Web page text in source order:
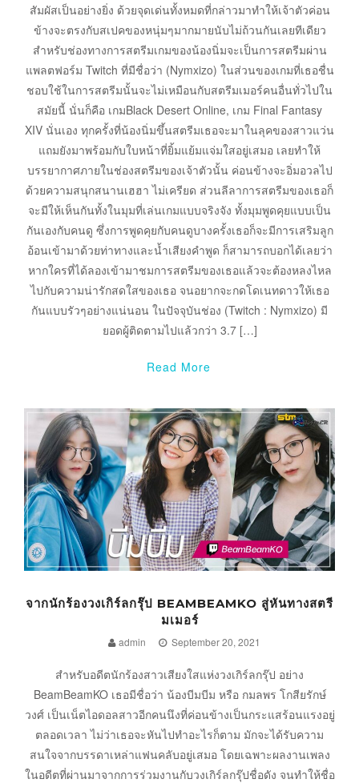
สัมผัสเป็นอย่างยิ่ง ด้วยจุดเด่นทั้งหมดที่กล่าวมาทำให้เจ้าตัวค่อน
ข้างจะตรงกับสเปคของหนุ่มๆมากมายนับไม่ถ้วนกันเลยทีเดียว
สำหรับช่องทางการสตรีมเกมของน้องนิ่มจะเป็นการสตรีมผ่าน
แพลตฟอร์ม Twitch ที่มีชื่อว่า (Nymxizo) ในส่วนของเกมที่เธอชื่น
ชอบใช้ในการสตรีมนั้นจะไม่เหมือนกับสตรีมเมอร์คนอื่นทั่วไปใน
สมัยนี้ นั่นก็คือ เกมBlack Desert Online, เกม Final Fantasy
XIV นั่นเอง ทุกครั้งที่น้องนิ่มขึ้นสตรีมเธอจะมาในลุคของสาวแว่น
แถมยังมาพร้อมกับใบหน้าที่ยิ้มแย้มแจ่มใสอยู่เสมอ เลยทำให้
บรรยากาศภายในช่องสตรีมของเจ้าตัวนั้น ค่อนข้างจะอิ่มอวลไป
ด้วยความสนุกสนานเฮฮา ไม่เครียด ส่วนลีลาการสตรีมของเธอก็
จะมีให้เห็นกันทั้งในมุมที่เล่นเกมแบบจริงจัง ทั้งมุมพูดคุยแบบเป็น
กันเองกับคนดู ซึ่งการพูดคุยกับคนดูบางครั้งเธอก็จะมีการเสริมลูก
อ้อนเข้ามาด้วยท่าทางและน้ำเสียงคำพูด ก็สามารถบอกได้เลยว่า
หากใครที่ได้ลองเข้ามาชมการสตรีมของเธอแล้วจะต้องหลงไหล
ไปกับความน่ารักสดใสของเธอ จนอยากจะกดโดเนทดาวให้เธอ
กันแบบรัวๆอย่างแน่นอน ในปัจจุบันช่อง (Twitch : Nymxizo) มี
ยอดผู้ติดตามไปแล้วกว่า 3.7 […]
Read More
จากนักร้องวงเกิร์ลกรุ๊ป BEAMBEAMKO สู่หันทางสตรี
มเมอร์
admin September 20, 2021
สำหรับอดีตนักร้องสาวเสียงใสแห่งวงเกิร์ลกรุ๊ป อย่าง
BeamBeamKO เธอมีชื่อว่า น้องบีมบีม หรือ กมลพร โกสียรักษ์
วงศ์ เป็นเน็ตไอดอลสาวอีกคนนึงที่ค่อนข้างเป็นกระแสร้อนแรงอยู่
ตลอดเวลา ไม่ว่าเธอจะหันไปทำอะไรก็ตาม มักจะได้รับความ
สนใจจากบรรดาเหล่าแฟนคลับอยู่เสมอ โดยเฉพาะผลงานเพลง
ในอดีตที่ผ่านมาจากการร่วมงานกับวงเกิร์ลกรุ๊ปชื่อดัง จนทำให้ชื่อ